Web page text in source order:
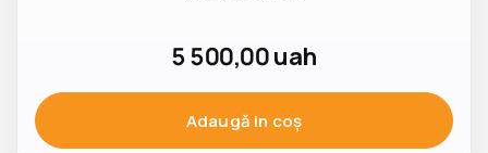
5 500,00uah
Adaugă in coş